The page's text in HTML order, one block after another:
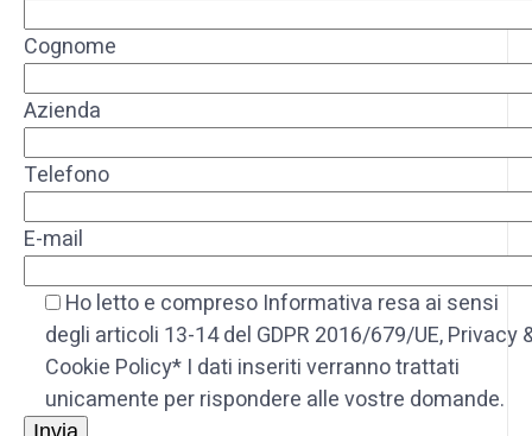
Cognome
Azienda
Telefono
E-mail
Ho letto e compreso Informativa resa ai ​sensi
degli articoli 13-14 del GDPR 2016/679/UE, Privacy
Cookie Policy* I dati inseriti verranno trattati
unicamente per rispondere alle vostre domande.